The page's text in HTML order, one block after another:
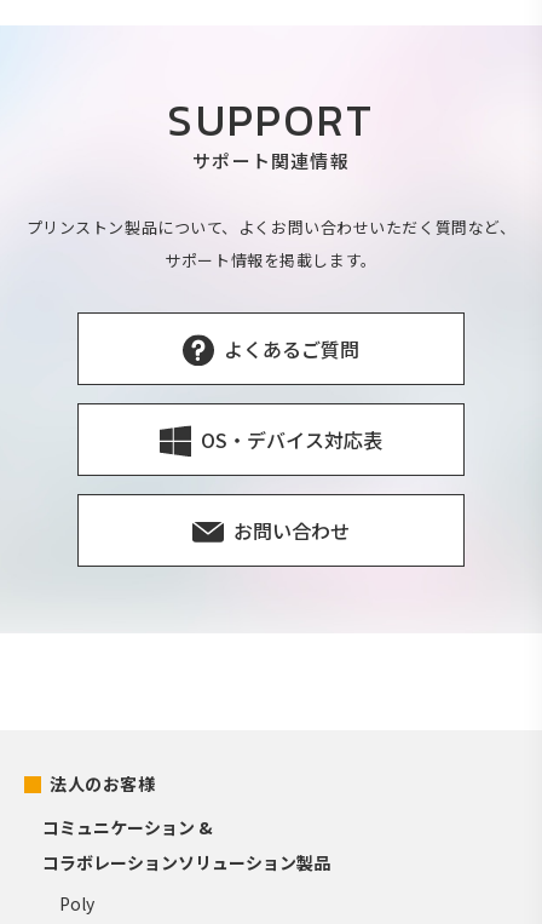
SUPPORT
サポート関連情報
プリンストン製品について、よくお問い合わせいただく質問など、
サポート情報を掲載します。
よくあるご質問
OS・デバイス対応表
お問い合わせ
法人のお客様
コミュニケーション &
コラボレーションソリューション製品
Poly